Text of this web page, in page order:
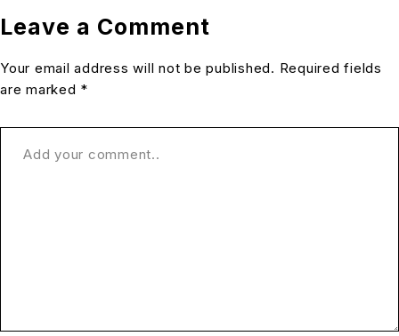
Leave a Comment
Your email address will not be published. Required fields
are marked *